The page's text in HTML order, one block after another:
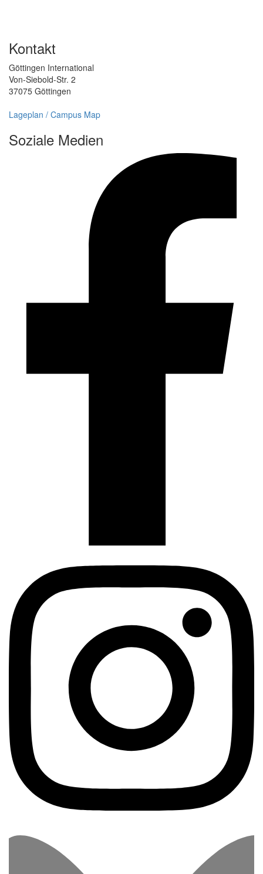
Kontakt
Göttingen International
Von-Siebold-Str. 2
37075 Göttingen
Lageplan / Campus Map
Soziale Medien